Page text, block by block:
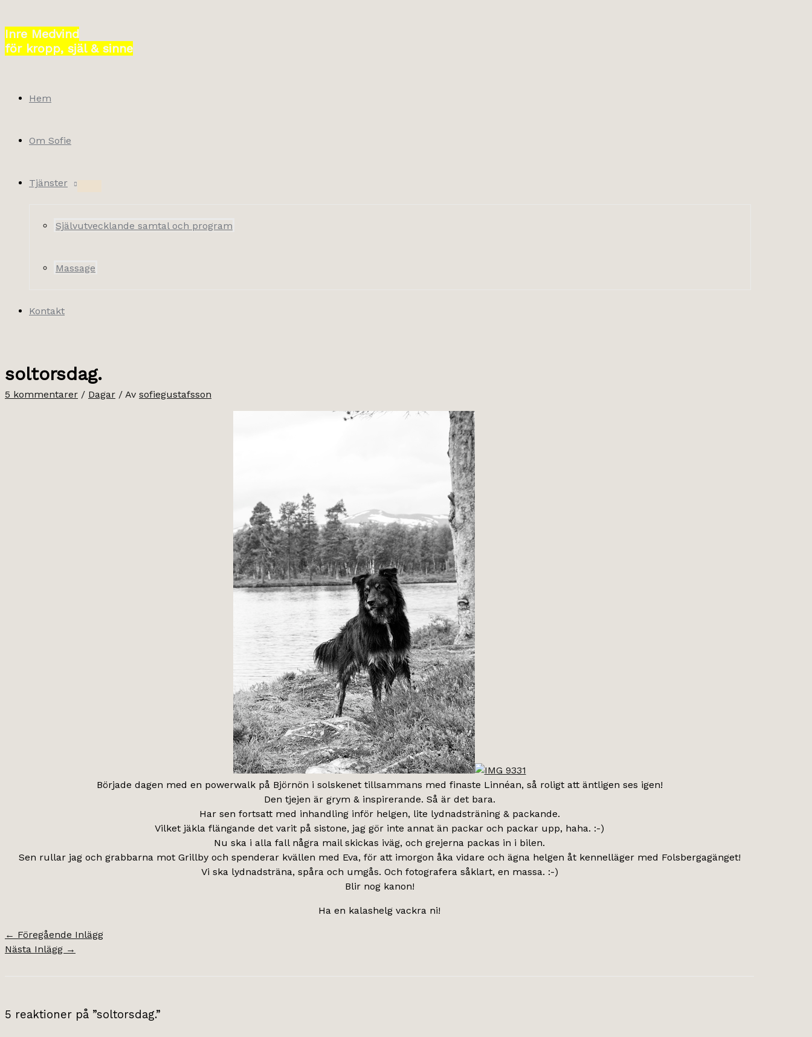
till
innehåll
Inre Medvind
för kropp, själ & sinne
Hem
Om Sofie
Tjänster
Självutvecklande samtal och program
Massage
Kontakt
soltorsdag.
5 kommentarer / Dagar / Av sofiegustafsson
Började dagen med en powerwalk på Björnön i solskenet tillsammans med finaste Linnéan, så roligt att äntligen ses igen!
Den tjejen är grym & inspirerande. Så är det bara.
Har sen fortsatt med inhandling inför helgen, lite lydnadsträning & packande.
Vilket jäkla flängande det varit på sistone, jag gör inte annat än packar och packar upp, haha. :-)
Nu ska i alla fall några mail skickas iväg, och grejerna packas in i bilen.
Sen rullar jag och grabbarna mot Grillby och spenderar kvällen med Eva, för att imorgon åka vidare och ägna helgen åt kennelläger med Folsbergagänget!
Vi ska lydnadsträna, spåra och umgås. Och fotografera såklart, en massa. :-)
Blir nog kanon!
Ha en kalashelg vackra ni!
← Föregående Inlägg
Nästa Inlägg →
5 reaktioner på ”soltorsdag.”